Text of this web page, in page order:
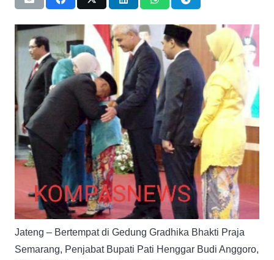
Jateng – Bertempat di Gedung Gradhika Bhakti Praja
Semarang, Penjabat Bupati Pati Henggar Budi Anggoro,